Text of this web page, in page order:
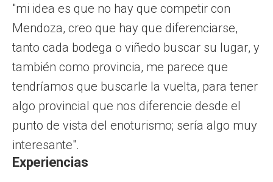
"mi idea es que no hay que competir con
Mendoza, creo que hay que diferenciarse,
tanto cada bodega o viñedo buscar su lugar, y
también como provincia, me parece que
tendríamos que buscarle la vuelta, para tener
algo provincial que nos diferencie desde el
punto de vista del enoturismo; sería algo muy
interesante".
Experiencias